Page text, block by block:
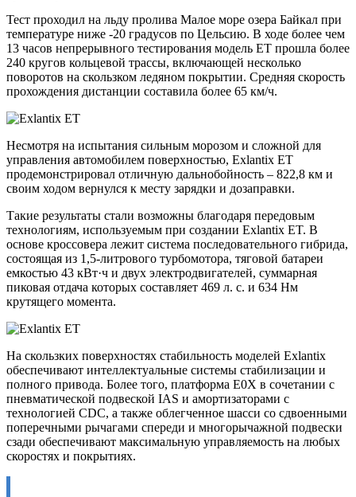
Тест проходил на льду пролива Малое море озера Байкал при
температуре ниже -20 градусов по Цельсию. В ходе более чем
13 часов непрерывного тестирования модель ET прошла более
240 кругов кольцевой трассы, включающей несколько
поворотов на скользком ледяном покрытии. Средняя скорость
прохождения дистанции составила более 65 км/ч.
Несмотря на испытания сильным морозом и сложной для
управления автомобилем поверхностью, Exlantix ET
продемонстрировал отличную дальнобойность – 822,8 км и
своим ходом вернулся к месту зарядки и дозаправки.
Такие результаты стали возможны благодаря передовым
технологиям, используемым при создании Exlantix ET. В
основе кроссовера лежит система последовательного гибрида,
состоящая из 1,5-литрового турбомотора, тяговой батареи
емкостью 43 кВт·ч и двух электродвигателей, суммарная
пиковая отдача которых составляет 469 л. с. и 634 Нм
крутящего момента.
На скользких поверхностях стабильность моделей Exlantix
обеспечивают интеллектуальные системы стабилизации и
полного привода. Более того, платформа E0X в сочетании с
пневматической подвеской IAS и амортизаторами с
технологией CDC, а также облегченное шасси со сдвоенными
поперечными рычагами спереди и многорычажной подвески
сзади обеспечивают максимальную управляемость на любых
скоростях и покрытиях.